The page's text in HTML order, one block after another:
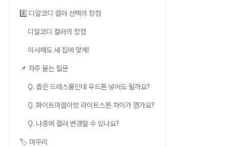
8️⃣ 디알코디 컬러 선택의 장점
디알코디 컬러의 장점
이사해도 새 집에 맞게!
📌 자주 묻는 질문
Q. 좁은 드레스룸인데 우드톤 넣어도 될까요?
Q. 화이트마블이랑 라이트스톤 차이가 뭔가요?
Q. 나중에 컬러 변경할 수 있나요?
🏷️ 마무리